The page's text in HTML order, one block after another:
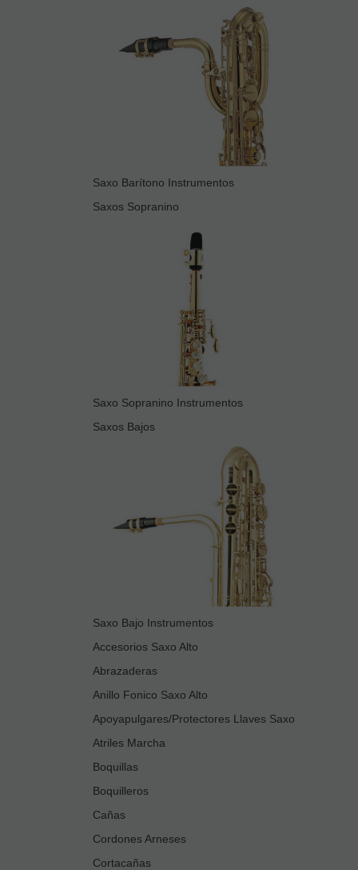
Saxo Barítono Instrumentos
Saxos Sopranino
Saxo Sopranino Instrumentos
Saxos Bajos
Saxo Bajo Instrumentos
Accesorios Saxo Alto
Abrazaderas
Anillo Fonico Saxo Alto
Apoyapulgares/Protectores Llaves Saxo
Atriles Marcha
Boquillas
Boquilleros
Cañas
Cordones Arneses
Cortacañas